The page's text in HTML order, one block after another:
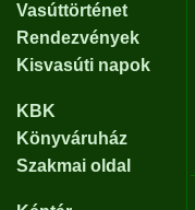
Vasúttörténet
Rendezvények
Kisvasúti napok
KBK
Könyváruház
Szakmai oldal